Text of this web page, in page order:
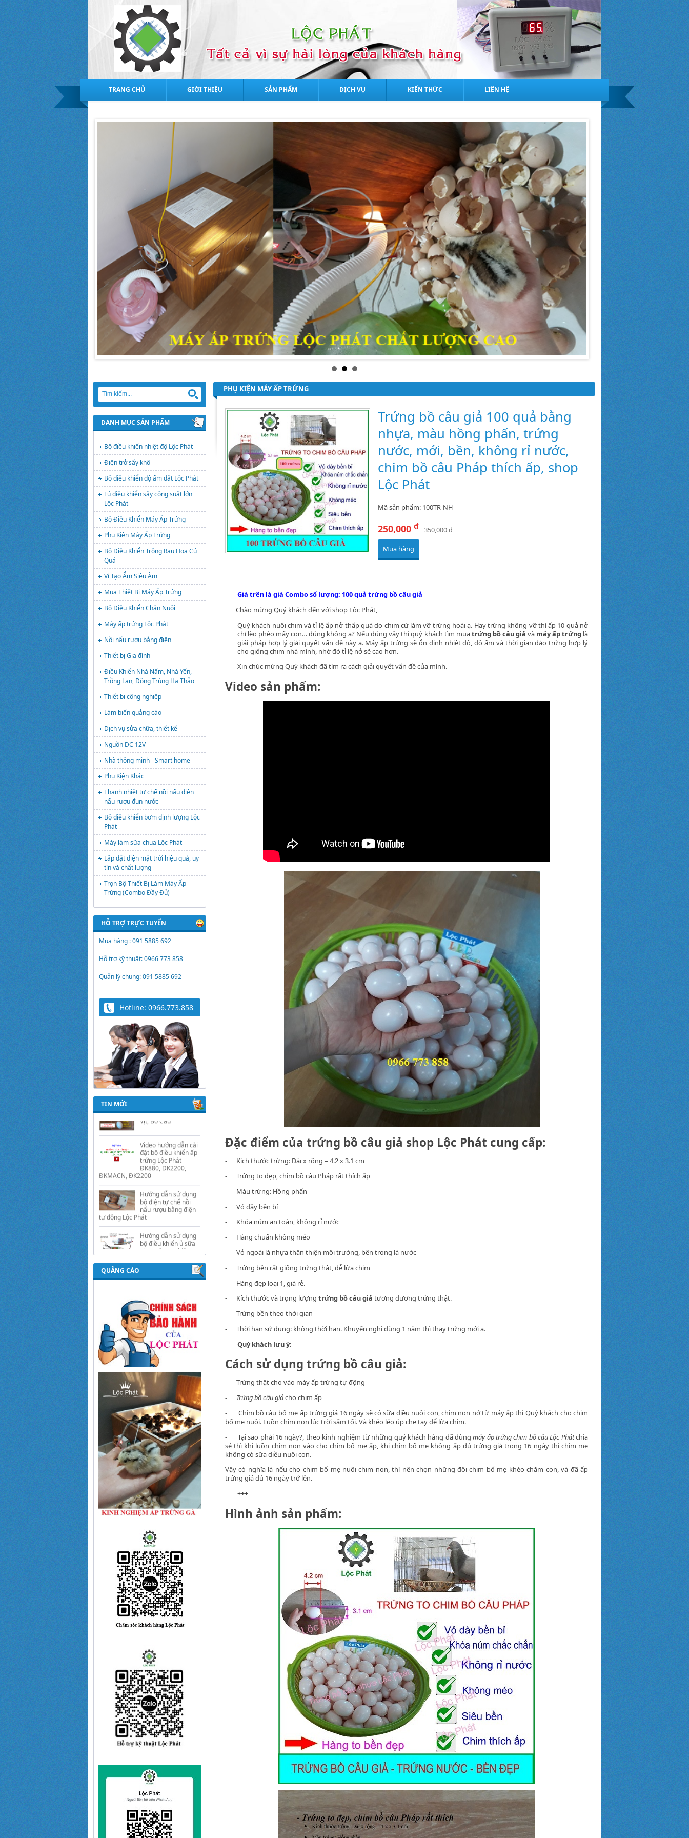
TRANG CHỦ GIỚI THIỆU SẢN PHẨM DỊCH VỤ KIẾN THỨC LIÊN HỆ
PHỤ KIỆN MÁY ẤP TRỨNG
Trứng bồ câu giả 100 quả bằng
nhựa, màu hồng phấn, trứng
nước, mới, bền, không rỉ nước,
chim bồ câu Pháp thích ấp, shop
Lộc Phát
Mã sản phẩm: 100TR-NH
250,000đ 350,000 đ
Mua hàng
Giá trên là giá Combo số lượng: 100 quả trứng bồ câu giả
Chào mừng Quý khách đến với shop Lộc Phát,
Quý khách nuôi chim và tỉ lệ ấp nở thấp quá do chim cứ làm vỡ trứng hoài ạ. Hay trứng không vỡ thì ấp 10 quả nở
chỉ lèo phèo mấy con… đúng không ạ? Nếu đúng vậy thì quý khách tìm muatrứng bồ câu giả và máy ấp trứng là
giải pháp hợp lý giải quyết vấn đề này ạ. Máy ấp trứng sẽ ổn định nhiệt độ, độ ẩm và thời gian đảo trứng hợp lý
cho giống chim nhà mình, nhờ đó tỉ lệ nở sẽ cao hơn.
Xin chúc mừng Quý khách đã tìm ra cách giải quyết vấn đề của mình.
Video sản phẩm:
Đặc điểm của trứng bồ câu giả shop Lộc Phát cung cấp:
-
Kích thước trứng: Dài x rộng = 4.2 x 3.1 cm
-
Trứng to đẹp, chim bồ câu Pháp rất thích ấp
-
Màu trứng: Hồng phấn
-
Vỏ dầy bền bỉ
-
Khóa núm an toàn, không rỉ nước
-
Hàng chuẩn không méo
-
Vỏ ngoài là nhựa thân thiện môi trường, bên trong là nước
-
Trứng bền rất giống trứng thật, dễ lừa chim
-
Hàng đẹp loại 1, giá rẻ.
-
Kích thước và trọng lượng trứng bồ câu giả tương đương trứng thật.
-
Trứng bền theo thời gian
-
Thời hạn sử dụng: không thời hạn. Khuyến nghị dùng 1 năm thì thay trứng mới ạ.
Quý khách lưu ý:
Cách sử dụng trứng bồ câu giả:
-
Trứng thật cho vào máy ấp trứng tự động
-
Trứng bồ câu giảcho chim ấp
-
Chim bồ câu bố mẹ ấp trứng giả 16 ngày sẽ có sữa diều nuôi con, chim non nở từ máy ấp thì Quý khách cho chim
bố mẹ nuôi. Luồn chim non lúc trời sẩm tối. Và khéo léo úp che tay để lừa chim.
-
Tại sao phải 16 ngày?, theo kinh nghiệm từ những quý khách hàng đã dùngmáy ấp trứng chim bồ câu Lộc Phátchia
sẻ thì khi luồn chim non vào cho chim bố mẹ ấp, khi chim bố mẹ không ấp đủ trứng giả trong 16 ngày thì chim mẹ
không có sữa diều nuôi con.
Vậy có nghĩa là nếu cho chim bố mẹ nuôi chim non, thì nên chọn những đôi chim bố mẹ khéo chăm con, và đã ấp
trứng giả đủ 16 ngày trở lên.
+++
Hình ảnh sản phẩm:
DANH MỤC SẢN PHẨM
Bộ điều khiển nhiệt độ Lộc Phát
Điện trở sấy khô
Bộ điều khiển độ ẩm đất Lộc Phát
Tủ điều khiển sấy công suất lớn
Lộc Phát
Bộ Điều Khiển Máy Ấp Trứng
Phụ Kiện Máy Ấp Trứng
Bộ Điều Khiển Trồng Rau Hoa Củ
Quả
Vỉ Tạo Ẩm Siêu Âm
Mua Thiết Bị Máy Ấp Trứng
Bộ Điều Khiển Chăn Nuôi
Máy ấp trứng Lộc Phát
Nồi nấu rượu bằng điện
Thiết bị Gia đình
Điều Khiển Nhà Nấm, Nhà Yến,
Trồng Lan, Đông Trùng Hạ Thảo
Thiết bị công nghiệp
Làm biển quảng cáo
Dịch vụ sửa chữa, thiết kế
Nguồn DC 12V
Nhà thông minh - Smart home
Phụ Kiện Khác
Thanh nhiệt tự chế nồi nấu điện
nấu rượu đun nước
Bộ điều khiển bơm định lượng Lộc
Phát
Máy làm sữa chua Lộc Phát
Lắp đặt điện mặt trời hiệu quả, uy
tín và chất lượng
Trọn Bộ Thiết Bị Làm Máy Ấp
Trứng (Combo Đầy Đủ)
HỖ TRỢ TRỰC TUYẾN
Mua hàng : 091 5885 692
Hỗ trợ kỹ thuật: 0966 773 858
Quản lý chung: 091 5885 692
Hotline: 0966.773.858
TIN MỚI
Trứng Giả Lộc Phát
Có Nước - Giải Pháp
Ấp Hiệu Quả Cho Gà,
Vịt, Bồ Câu
Video hướng dẫn cài
trứng Lộc Phát
ĐKMACN, ĐK2200
Hướng dẫn sử dụng
bộ điện tự chế nồi
nấu rượu bằng điện
tự động Lộc Phát
Hướng dẫn sử dụng
bộ điều khiển ủ sữa
chua công nghiệp
Hướng dẫn sử dụng
bộ điều khiển độ ẩm
gold, nhiệt độ và ánh
sáng tự động Lộc
QUẢNG CÁO